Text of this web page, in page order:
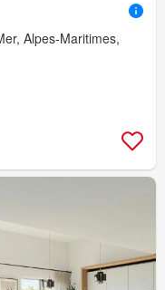
Alpes-Maritimes,